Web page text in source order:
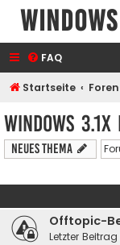
FAQ
Startseite
Windows
Neues Thema
Offtopic-
Letzter